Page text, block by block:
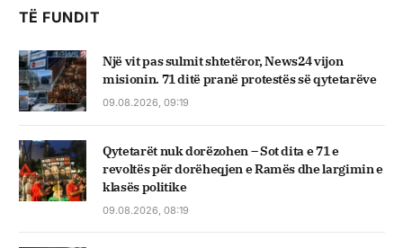
TË FUNDIT
Një vit pas sulmit shtetëror, News24 vijon
misionin. 71 ditë pranë protestës së qytetarëve
09.08.2026, 09:19
Qytetarët nuk dorëzohen – Sot dita e 71 e
revoltës për dorëheqjen e Ramës dhe largimin e
klasës politike
09.08.2026, 08:19